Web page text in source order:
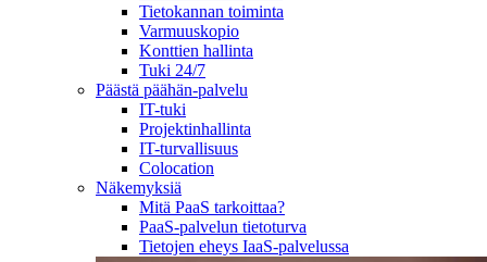
Tietokannan toiminta
Varmuuskopio
Konttien hallinta
Tuki 24/7
Päästä päähän-palvelu
IT-tuki
Projektinhallinta
IT-turvallisuus
Colocation
Näkemyksiä
Mitä PaaS tarkoittaa?
PaaS-palvelun tietoturva
Tietojen eheys IaaS-palvelussa